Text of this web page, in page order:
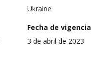
Ukraine
Fecha de vigencia
3 de abril de 2023